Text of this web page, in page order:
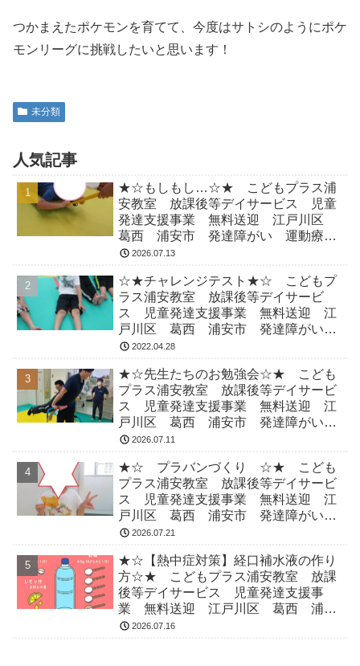
つかまえたポケモンを育てて、今度はサトシのようにポケ
モンリーグに挑戦したいと思います！
未分類
人気記事
★☆もしもし…☆★ こどもプラス浦
安教室 放課後等デイサービス 児童
発達支援事業 無料送迎 江戸川区
葛西 浦安市 発達障がい 運動療
育 放デイ 児発 ADHD 自閉症
2026.07.13
☆★チャレンジテスト★☆ こどもプ
ラス浦安教室 放課後等デイサービ
ス 児童発達支援事業 無料送迎 江
戸川区 葛西 浦安市 発達障がい
運動療育 放デイ 児発 ADHD 自
2022.04.28
★☆先生たちのお勉強会☆★ こども
プラス浦安教室 放課後等デイサービ
ス 児童発達支援事業 無料送迎 江
戸川区 葛西 浦安市 発達障がい
運動療育 放デイ 児発 ADHD 自
2026.07.11
★☆ プラバンづくり ☆★ こども
プラス浦安教室 放課後等デイサービ
ス 児童発達支援事業 無料送迎 江
戸川区 葛西 浦安市 発達障がい
運動療育 放デイ 児発 ADHD 自
2026.07.21
★☆【熱中症対策】経口補水液の作り
方☆★ こどもプラス浦安教室 放課
後等デイサービス 児童発達支援事
業 無料送迎 江戸川区 葛西 浦安
市 発達障がい 運動療育 放デイ
2026.07.16